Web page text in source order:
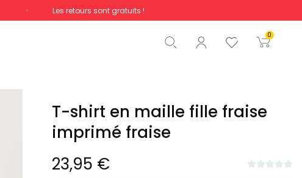
Les retours sont gratuits !
0
Total 0,00 €
Commencer la commande
T-shirt en maille fille fraise
imprimé fraise
23,95 €